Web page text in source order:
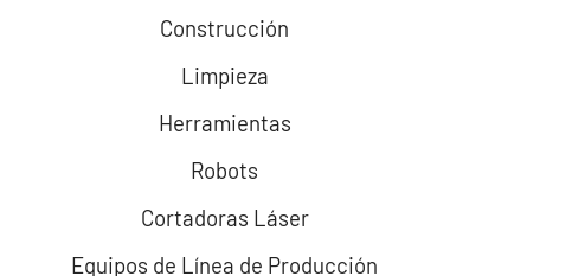
Construcción
Limpieza
Herramientas
Robots
Cortadoras Láser
Equipos de Línea de Producción